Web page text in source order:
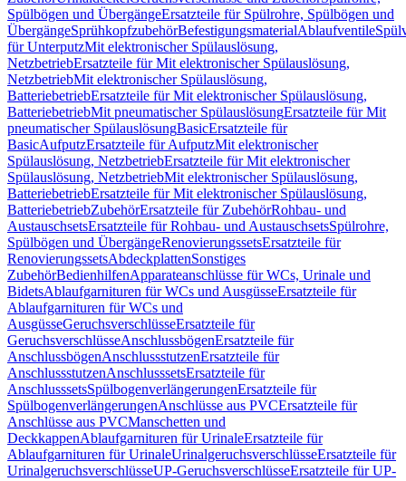
Spülbögen und ÜbergängeErsatzteile für Spülrohre, Spülbögen und
ÜbergängeSprühkopfzubehörBefestigungsmaterialAblaufventile
für UnterputzMit elektronischer Spülauslösung,
NetzbetriebErsatzteile für Mit elektronischer Spülauslösung,
NetzbetriebMit elektronischer Spülauslösung,
BatteriebetriebErsatzteile für Mit elektronischer Spülauslösung,
BatteriebetriebMit pneumatischer SpülauslösungErsatzteile für Mit
pneumatischer SpülauslösungBasicErsatzteile für
BasicAufputzErsatzteile für AufputzMit elektronischer
Spülauslösung, NetzbetriebErsatzteile für Mit elektronischer
Spülauslösung, NetzbetriebMit elektronischer Spülauslösung,
BatteriebetriebErsatzteile für Mit elektronischer Spülauslösung,
BatteriebetriebZubehörErsatzteile für ZubehörRohbau- und
AustauschsetsErsatzteile für Rohbau- und AustauschsetsSpülrohre,
Spülbögen und ÜbergängeRenovierungssetsErsatzteile für
RenovierungssetsAbdeckplattenSonstiges
ZubehörBedienhilfenApparateanschlüsse für WCs, Urinale und
BidetsAblaufgarnituren für WCs und AusgüsseErsatzteile für
Ablaufgarnituren für WCs und
AusgüsseGeruchsverschlüsseErsatzteile für
GeruchsverschlüsseAnschlussbögenErsatzteile für
AnschlussbögenAnschlussstutzenErsatzteile für
AnschlussstutzenAnschlusssetsErsatzteile für
AnschlusssetsSpülbogenverlängerungenErsatzteile für
SpülbogenverlängerungenAnschlüsse aus PVCErsatzteile für
Anschlüsse aus PVCManschetten und
DeckkappenAblaufgarnituren für UrinaleErsatzteile für
Ablaufgarnituren für UrinaleUrinalgeruchsverschlüsseErsatzteile für
UrinalgeruchsverschlüsseUP-GeruchsverschlüsseErsatzteile für UP-